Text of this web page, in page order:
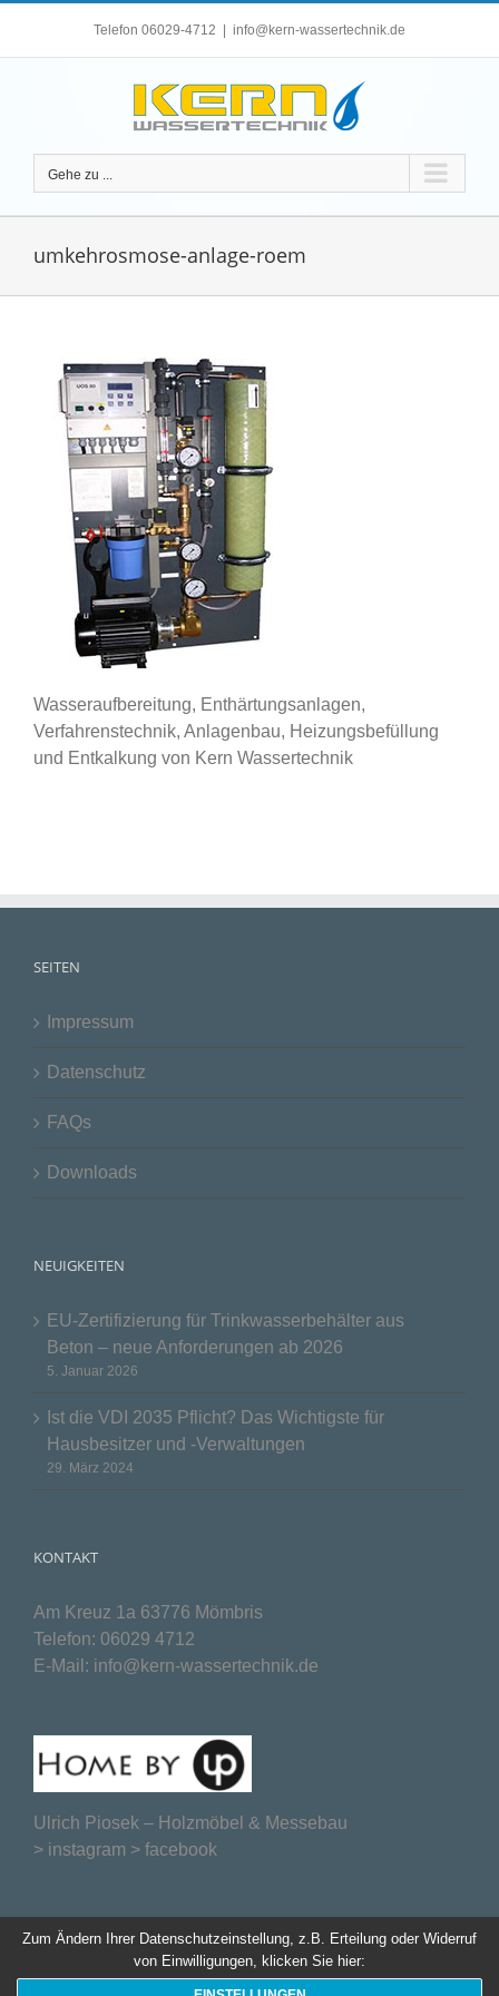
Telefon 06029-4712 info@kern-wassertechnik.de
Gehe zu ...
umkehrosmose-anlage-roem
Wasseraufbereitung, Enthärtungsanlagen,
Verfahrenstechnik, Anlagenbau, Heizungsbefüllung
und Entkalkung von Kern Wassertechnik
SEITEN
Impressum
Datenschutz
FAQs
Downloads
NEUIGKEITEN
EU-Zertifizierung für Trinkwasserbehälter aus
Beton – neue Anforderungen ab 2026
5. Januar 2026
Ist die VDI 2035 Pflicht? Das Wichtigste für
Hausbesitzer und -Verwaltungen
29. März 2024
KONTAKT
Am Kreuz 1a 63776 Mömbris
Telefon: 06029 4712
E-Mail: info@kern-wassertechnik.de
Ulrich Piosek – Holzmöbel & Messebau
> instagram > facebook
Zum Ändern Ihrer Datenschutzeinstellung, z.B. Erteilung oder Widerruf
von Einwilligungen, klicken Sie hier: